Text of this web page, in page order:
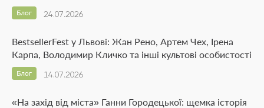
24.07.2026
Блог
BestsellerFest у Львові: Жан Рено, Артем Чех, Ірена
Карпа, Володимир Кличко та інші культові особистості
14.07.2026
Блог
«На захід від міста» Ганни Городецької: щемка історія